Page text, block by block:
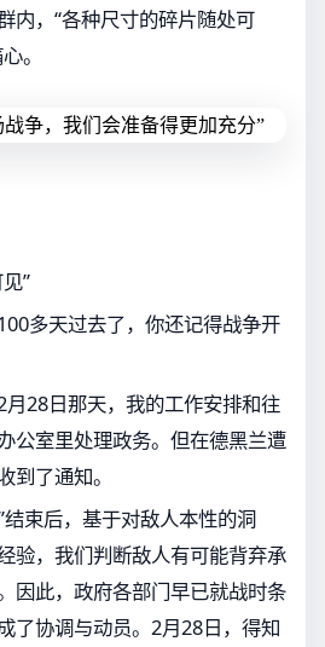
内，“各种尺寸的碎片随处可
。
”
多天过去了，你还记得战争开
28日那天，我的工作安排和往
公室里处理政务。但在德黑兰遭
到了通知。
束后，基于对敌人本性的洞
验，我们判断敌人有可能背弃承
因此，政府各部门早已就战时条
了协调与动员。2月28日，得知